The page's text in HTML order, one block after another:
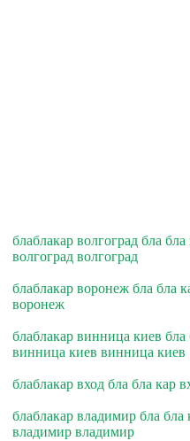
блаблакар волгоград бла
волгоград волгоград
блаблакар воронеж бла бла
воронеж
блаблакар винница киев
винница киев винница киев
блаблакар вход бла бла кар
блаблакар владимир бла
владимир владимир